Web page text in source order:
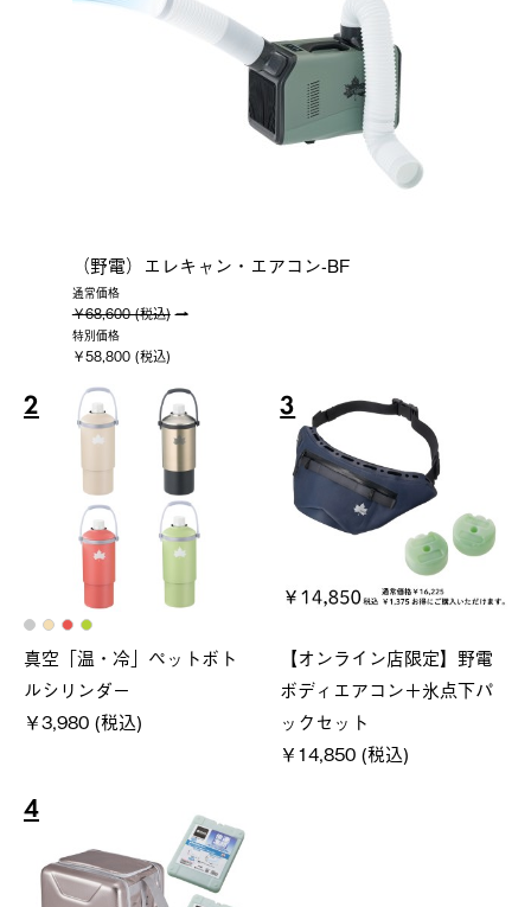
（野電）エレキャン・エアコン-BF
通常価格
￥68,600 (税込)
特別価格
￥58,800 (税込)
2
真空「温・冷」ペットボト
ルシリンダー
￥3,980 (税込)
3
【オンライン店限定】野電
ボディエアコン＋氷点下パ
ックセット
￥14,850 (税込)
4